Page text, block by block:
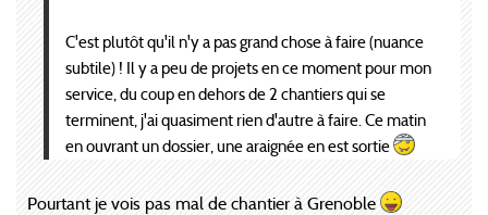
C'est plutôt qu'il n'y a pas grand chose à faire (nuance
subtile) ! Il y a peu de projets en ce moment pour mon
service, du coup en dehors de 2 chantiers qui se
terminent, j'ai quasiment rien d'autre à faire. Ce matin
en ouvrant un dossier, une araignée en est sortie
Pourtant je vois pas mal de chantier à Grenoble